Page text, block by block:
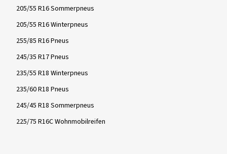
205/55 R16 Sommerpneus
205/55 R16 Winterpneus
255/85 R16 Pneus
245/35 R17 Pneus
235/55 R18 Winterpneus
235/60 R18 Pneus
245/45 R18 Sommerpneus
225/75 R16C Wohnmobilreifen